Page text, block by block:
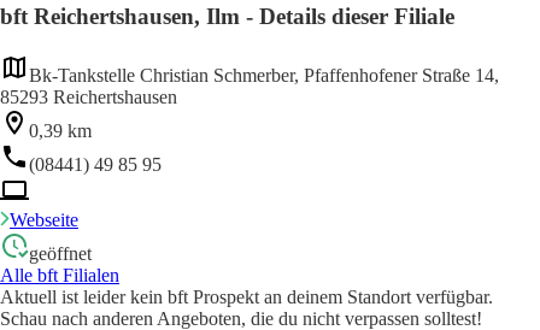
bft Reichertshausen, Ilm - Details dieser Filiale
Bk-Tankstelle Christian Schmerber, Pfaffenhofener Straße 14,
85293 Reichertshausen
0,39 km
(08441) 49 85 95
Webseite
geöffnet
Alle bft Filialen
Aktuell ist leider kein bft Prospekt an deinem Standort verfügbar.
Schau nach anderen Angeboten, die du nicht verpassen solltest!